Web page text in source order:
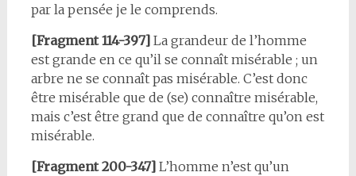
par la pensée je le comprends.
[Fragment 114-397]La grandeur de l’homme
est grande en ce qu’il se connaît misérable ; un
arbre ne se connaît pas misérable. C’est donc
être misérable que de (se) connaître misérable,
mais c’est être grand que de connaître qu’on est
misérable.
[Fragment 200-347]L’homme n’est qu’un